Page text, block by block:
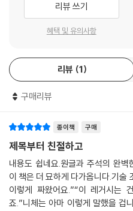
만, 그 안에는 초심자의 눈높이에서
돕고자 하는 저희의 진심이 담겨 있습
[섬세한 언어로 다시 읽는 차라투스
저희의 해석은 기존의 해석과 여러
다면 다음과 같습니다.
1_서문 1장에 등장하는 ‘하산’의 의미
기존 해석들은 차라투스트라가 마
고행을 하던 서른의 예수와 관련 짓
를 고려할 때, 마흔의 차라투스트라
는 차라투스트라를 40일간 고행하
리가 있다고 생각합니다. 오히려 니
리뷰 쓰기
혜택 및 유의사항
리뷰 1
구매리뷰
종이책 구매
제목부터 친절하고
내용도 쉽네요.원글과 주석의 완벽
이 책은 더 묘하게 다가옵니다.기술
이렇게 짜왔어요.”“이 레거시는
죠.”니체는 아마 이렇게 말했을 겁